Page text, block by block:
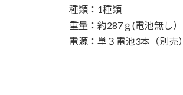
種類：1種類
重量：約287ｇ(電池無し）
電源：単３電池3本（別売）